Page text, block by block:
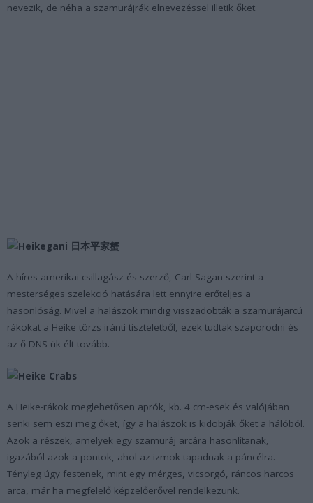
nevezik, de néha a szamurájrák elnevezéssel illetik őket.
A híres amerikai csillagász és szerző, Carl Sagan szerint a
mesterséges szelekció hatására lett ennyire erőteljes a
hasonlóság. Mivel a halászok mindig visszadobták a szamurájarcú
rákokat a Heike törzs iránti tiszteletből, ezek tudtak szaporodni és
az ő DNS-ük élt tovább.
A Heike-rákok meglehetősen aprók, kb. 4 cm-esek és valójában
senki sem eszi meg őket, így a halászok is kidobják őket a hálóból.
Azok a részek, amelyek egy szamuráj arcára hasonlítanak,
igazából azok a pontok, ahol az izmok tapadnak a páncélra.
Tényleg úgy festenek, mint egy mérges, vicsorgó, ráncos harcos
arca, már ha megfelelő képzelőerővel rendelkezünk.